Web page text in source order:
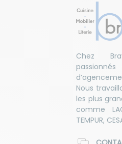
Chez
Nous
les plus
comme
TEMPUR,